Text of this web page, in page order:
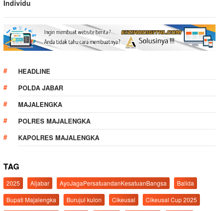
Individu
HEADLINE
POLDA JABAR
MAJALENGKA
POLRES MAJALENGKA
KAPOLRES MAJALENGKA
TAG
2025 Aljabar AyoJagaPersatuandanKesatuanBangsa
Balida
Bupati Majalengka
Burujul kulon Cikeusal Cikeusal Cup 2025